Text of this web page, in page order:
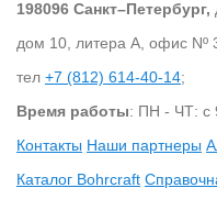
198096 Санкт–Петербург,
дом 10, литера А, офис Nº
тел +7 (812) 614-40-14;
Время работы: ПН - ЧТ: с
Контакты Наши партнеры
Каталог Bohrcraft